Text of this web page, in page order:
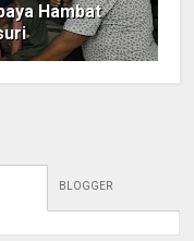
Hambat
BLOGGER